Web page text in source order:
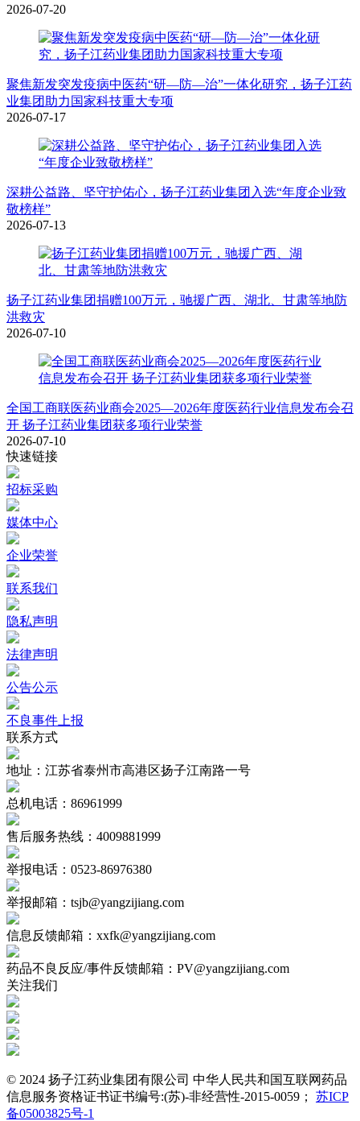
2026-07-20
聚焦新发突发疫病中医药“研—防—治”一体化研究，扬子江药
业集团助力国家科技重大专项
2026-07-17
深耕公益路、坚守护佑心，扬子江药业集团入选“年度企业致
敬榜样”
2026-07-13
扬子江药业集团捐赠100万元，驰援广西、湖北、甘肃等地防
洪救灾
2026-07-10
全国工商联医药业商会2025—2026年度医药行业信息发布会召
开 扬子江药业集团获多项行业荣誉
2026-07-10
快速链接
招标采购
媒体中心
企业荣誉
联系我们
隐私声明
法律声明
公告公示
不良事件上报
联系方式
地址：江苏省泰州市高港区扬子江南路一号
总机电话：86961999
售后服务热线：4009881999
举报电话：0523-86976380
举报邮箱：tsjb@yangzijiang.com
信息反馈邮箱：xxfk@yangzijiang.com
药品不良反应/事件反馈邮箱：PV@yangzijiang.com
关注我们
© 2024 扬子江药业集团有限公司 中华人民共和国互联网药品
信息服务资格证书证书编号:(苏)-非经营性-2015-0059； 苏ICP
备05003825号-1